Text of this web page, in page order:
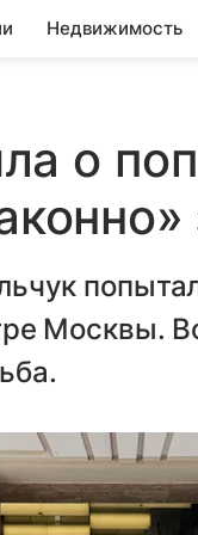
Недвижимость
о
Москвы.